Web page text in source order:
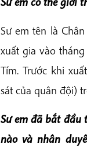
Sư em tên là
xuất gia vào
Tím. Trước khi
sát của quân đội)
Sư em đã bắt đầu
nào và nhân